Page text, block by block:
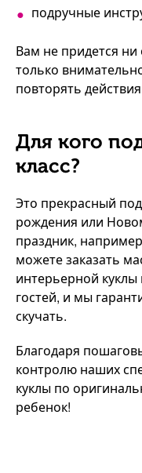
подручные
Вам не придется ни
только
повторять
Для кого
класс?
Это прекрасный
рождения или
праздник,
можете заказать
интерьерной
гостей, и мы
скучать.
Благодаря
контролю наших
куклы по
ребенок!